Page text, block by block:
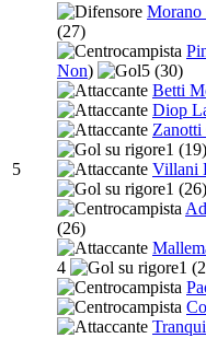
5
Morano
(27)
Non) 5 (30)
Betti
Diop
Zanotti
1 (19)
Villani
1 (26)
(26)
4
1